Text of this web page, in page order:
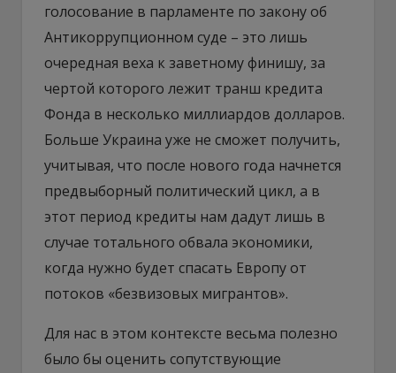
голосование в парламенте по закону об
Антикоррупционном суде – это лишь
очередная веха к заветному финишу, за
чертой которого лежит транш кредита
Фонда в несколько миллиардов долларов.
Больше Украина уже не сможет получить,
учитывая, что после нового года начнется
предвыборный политический цикл, а в
этот период кредиты нам дадут лишь в
случае тотального обвала экономики,
когда нужно будет спасать Европу от
потоков «безвизовых мигрантов».
Для нас в этом контексте весьма полезно
было бы оценить сопутствующие